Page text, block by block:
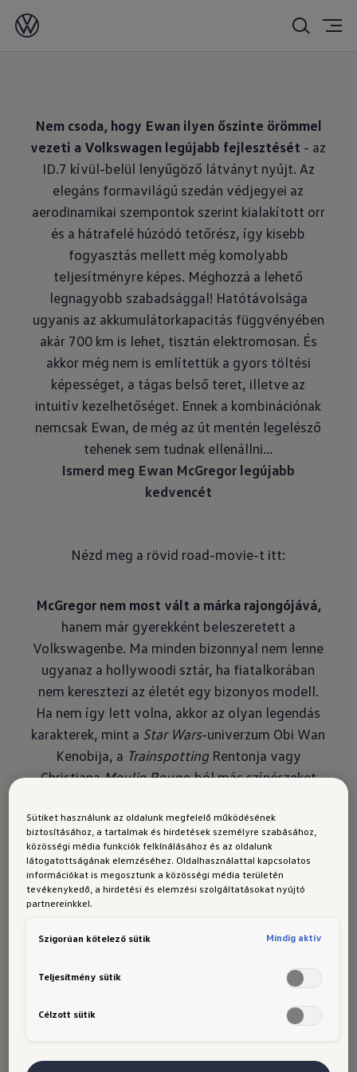
2024. 01. 30.
Nem csoda, hogy Ewan ilyen őszinte örömmel
vezeti a Volkswagen legújabb fejlesztését - az
ID.7 kívül-belül lenyűgöző látványt nyújt. Az
elegáns formavilágú szedán védjegyei az
aerodinamikai szempontok szerint kialakított orr
és a hátrafelé húzódó tetőrész, így kisebb
fogyasztás mellett még komolyabb
teljesítményre képes. Méghozzá a lehető
legnagyobb szabadsággal! Hatótávolsága
ugyanis az akkumulátorkapacitás függvényében
akár 700 km is lehet, tisztán elektromosan. És
akkor még nem is említettük a gyors töltési
képességet, a tágas belső teret, illetve az
intuitív kezelhetőséget. Ennek a kombinációnak
nemcsak Ewan, de még az út mentén legelésző
Ismerd meg Ewan McGregor legújabb
kedvencét
Nézd meg a rövid road-movie-t itt:
McGregor nem most vált a márka rajongójává,
hanem már gyerekként beleszeretett a
Volkswagenbe. Ma minden bizonnyal nem lenne
ugyanaz a hollywoodi sztár, ha fiatalkorában
nem keresztezi az életét egy bizonyos modell.
Ha nem így lett volna, akkor az olyan legendás
karakterek, mint a Star Wars-univerzum Obi Wan
Kenobija, a TrainspottingRentonja vagy
ChristianaMoulin Rouge-ból más színészeket
igaz, egy kiskerülővel - az álomautótól az
álomkarrierig vezetett. A színészet iránt érzett
szeretetet megelőzte benne az autók iránti
szenvedély.
És hogy honnan ered ez a határtalan lelkesedés?
Valószínűleg apai nagyapjától. Ő mindig
garázsában. Vajon a benzin és motorolaj szaga
pillantások a félig nyitott garázsra, amibe nem
kicsi volt ahhoz, hogy ma emlékezzen rá. De amit
Sütiket használunk az oldalunk megfelelő működésének
biztosításához, a tartalmak és hirdetések személyre szabásához,
közösségi média funkciók felkínálásához és az oldalunk
látogatottságának elemzéséhez. Oldalhasználattal kapcsolatos
információkat is megosztunk a közösségi média területén
tevékenykedő, a hirdetési és elemzési szolgáltatásokat nyújtó
partnereinkkel.
Szigorúan kötelező sütik Mindig aktív
Teljesítmény sütik
Célzott sütik